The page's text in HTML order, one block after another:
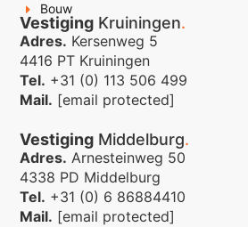
Bouw
Vestiging Kruiningen.
Adres. Kersenweg 5
4416 PT Kruiningen
Tel. +31 (0) 113 506 499
Mail. [email protected]
Vestiging Middelburg.
Adres. Arnesteinweg 50
4338 PD Middelburg
Tel. +31 (0) 6 86884410
Mail. [email protected]